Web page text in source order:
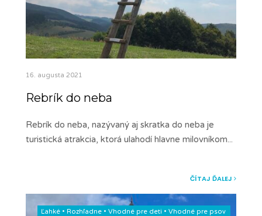
16. augusta 2021
Rebrík do neba
Rebrík do neba, nazývaný aj skratka do neba je
turistická atrakcia, ktorá ulahodí hlavne milovníkom...
ČÍTAJ ĎALEJ
Ľahké • Rozhľadne • Vhodné pre deti • Vhodné pre psov